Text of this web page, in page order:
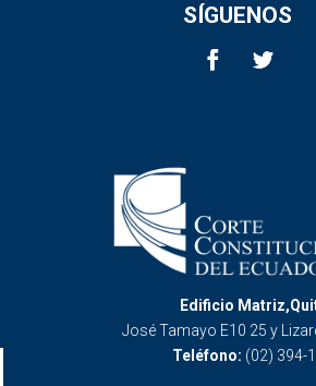
SÍGUENOS
Edificio
José Tamayo E10 25 y
Teléfono: (02) 394-